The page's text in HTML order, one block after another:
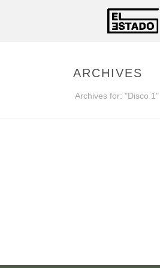
ARCHIVES
Archives for: "Disco 1"